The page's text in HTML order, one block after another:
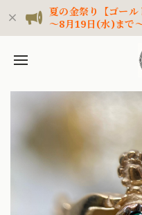
夏の金祭り【ゴー
～8月19日(水)まで